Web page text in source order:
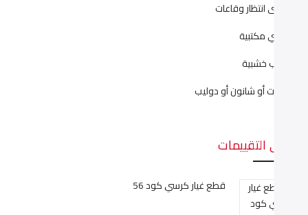
انتظار وقاعات
مكتبية
خشبية
أو شانون أو دوليب
التقييمات
قطع غيار كرسي كود 56